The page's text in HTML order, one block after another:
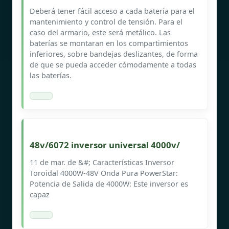
Deberá tener fácil acceso a cada batería para el
mantenimiento y control de tensión. Para el
caso del armario, este será metálico. Las
baterías se montaran en los compartimientos
inferiores, sobre bandejas deslizantes, de forma
de que se pueda acceder cómodamente a todas
las baterías.
48v/6072 inversor universal 4000v/
11 de mar. de &#; Características Inversor
Toroidal 4000W-48V Onda Pura PowerStar:
Potencia de Salida de 4000W: Este inversor es
capaz